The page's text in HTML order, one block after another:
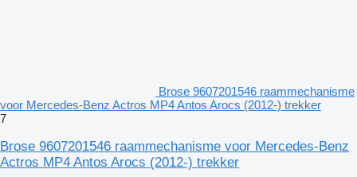
Brose 9607201546 raammechanisme
voor Mercedes-Benz Actros MP4 Antos Arocs (2012-) trekker
7
Brose 9607201546 raammechanisme voor Mercedes-Benz
Actros MP4 Antos Arocs (2012-) trekker